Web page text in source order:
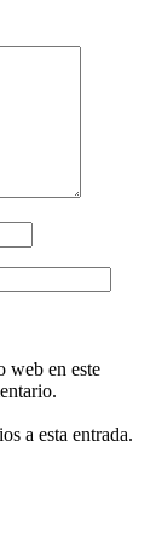
web en este
a esta entrada.